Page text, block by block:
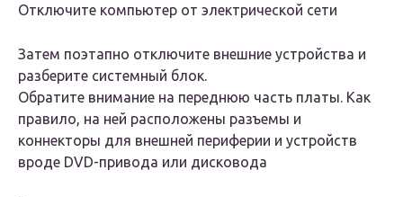
Отключите компьютер от электрической сети
Затем поэтапно отключите внешние устройства и
разберите системный блок.
Обратите внимание на переднюю часть платы. Как
правило, на ней расположены разъемы и
коннекторы для внешней периферии и устройств
вроде DVD-привода или дисковода